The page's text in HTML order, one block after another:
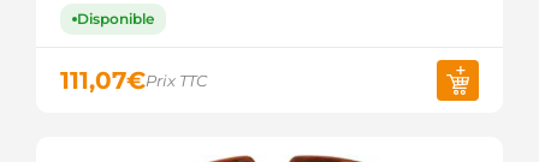
Disponible
111,07€Prix TTC